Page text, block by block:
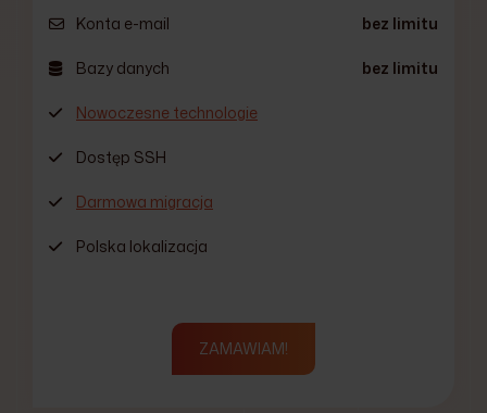
Konta e-mail bez limitu
Bazy danych bez limitu
Nowoczesne technologie
Dostęp SSH
Darmowa migracja
Polska lokalizacja
ZAMAWIAM!